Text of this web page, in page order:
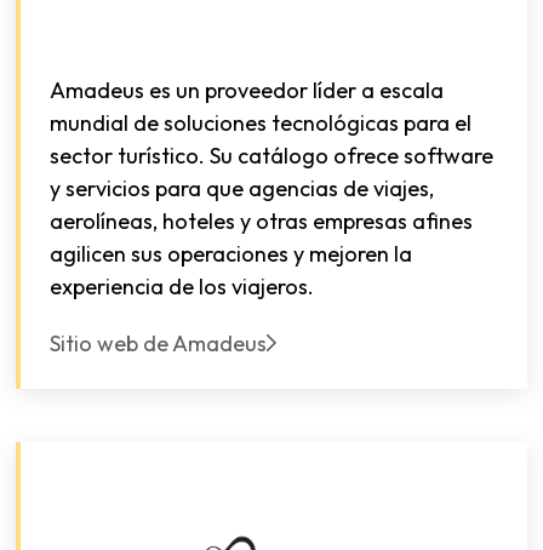
Amadeus es un proveedor líder a escala
mundial de soluciones tecnológicas para el
sector turístico. Su catálogo ofrece software
y servicios para que agencias de viajes,
aerolíneas, hoteles y otras empresas afines
agilicen sus operaciones y mejoren la
experiencia de los viajeros.
Sitio web de Amadeus